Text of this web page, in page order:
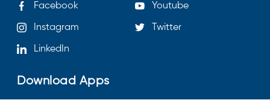
Facebook Youtube
Instagram Twitter
LinkedIn
Download Apps